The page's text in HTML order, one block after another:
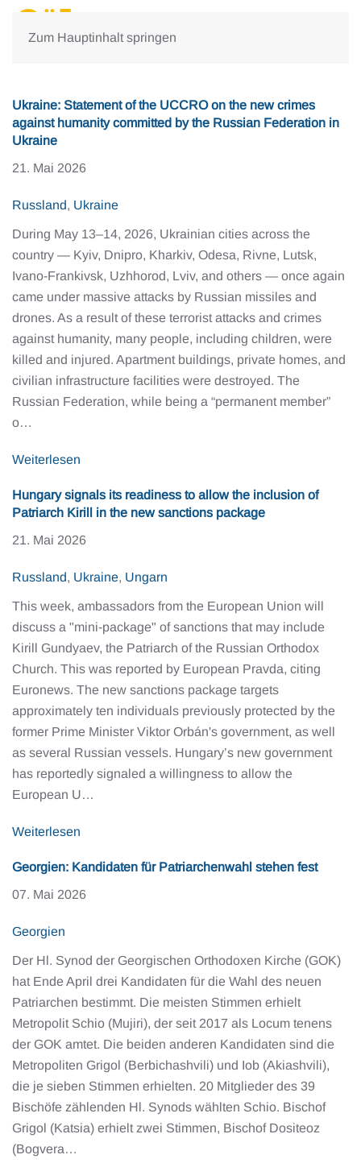
Zum Hauptinhalt springen
Ukraine: Statement of the UCCRO on the new crimes
against humanity committed by the Russian Federation in
Ukraine
21. Mai 2026
Russland, Ukraine
During May 13–14, 2026, Ukrainian cities across the
country — Kyiv, Dnipro, Kharkiv, Odesa, Rivne, Lutsk,
Ivano-Frankivsk, Uzhhorod, Lviv, and others — once again
came under massive attacks by Russian missiles and
drones. As a result of these terrorist attacks and crimes
against humanity, many people, including children, were
killed and injured. Apartment buildings, private homes, and
civilian infrastructure facilities were destroyed. The
Russian Federation, while being a “permanent member”
o…
Weiterlesen
Hungary signals its readiness to allow the inclusion of
Patriarch Kirill in the new sanctions package
21. Mai 2026
Russland, Ukraine, Ungarn
This week, ambassadors from the European Union will
discuss a "mini-package" of sanctions that may include
Kirill Gundyaev, the Patriarch of the Russian Orthodox
Church. This was reported by European Pravda, citing
Euronews. The new sanctions package targets
approximately ten individuals previously protected by the
former Prime Minister Viktor Orbán's government, as well
as several Russian vessels. Hungary’s new government
has reportedly signaled a willingness to allow the
European U…
Weiterlesen
Georgien: Kandidaten für Patriarchenwahl stehen fest
07. Mai 2026
Georgien
Der Hl. Synod der Georgischen Orthodoxen Kirche (GOK)
hat Ende April drei Kandidaten für die Wahl des neuen
Patriarchen bestimmt. Die meisten Stimmen erhielt
Metropolit Schio (Mujiri), der seit 2017 als Locum tenens
der GOK amtet. Die beiden anderen Kandidaten sind die
Metropoliten Grigol (Berbichashvili) und Iob (Akiashvili),
die je sieben Stimmen erhielten. 20 Mitglieder des 39
Bischöfe zählenden Hl. Synods wählten Schio. Bischof
Grigol (Katsia) erhielt zwei Stimmen, Bischof Dositeoz
(Bogvera…